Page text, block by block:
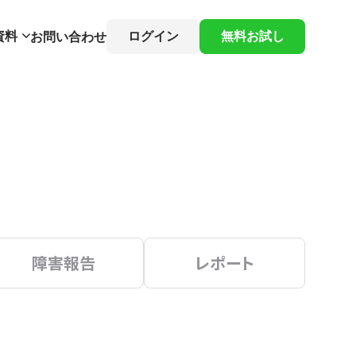
料 お問い合わせ ログイン 無料お試し
障害報告 レポート